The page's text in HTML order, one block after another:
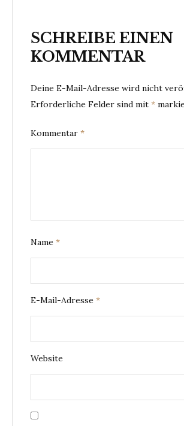
SCHREIBE EINEN
KOMMENTAR
Deine E-Mail-Adresse wird nicht
Erforderliche Felder sind mit *
Kommentar *
Name *
E-Mail-Adresse *
Website